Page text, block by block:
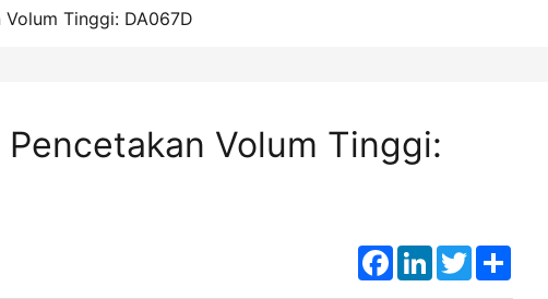
Tinggi: DA067D
Volum Tinggi:
Facebook
LinkedInTwitterShare